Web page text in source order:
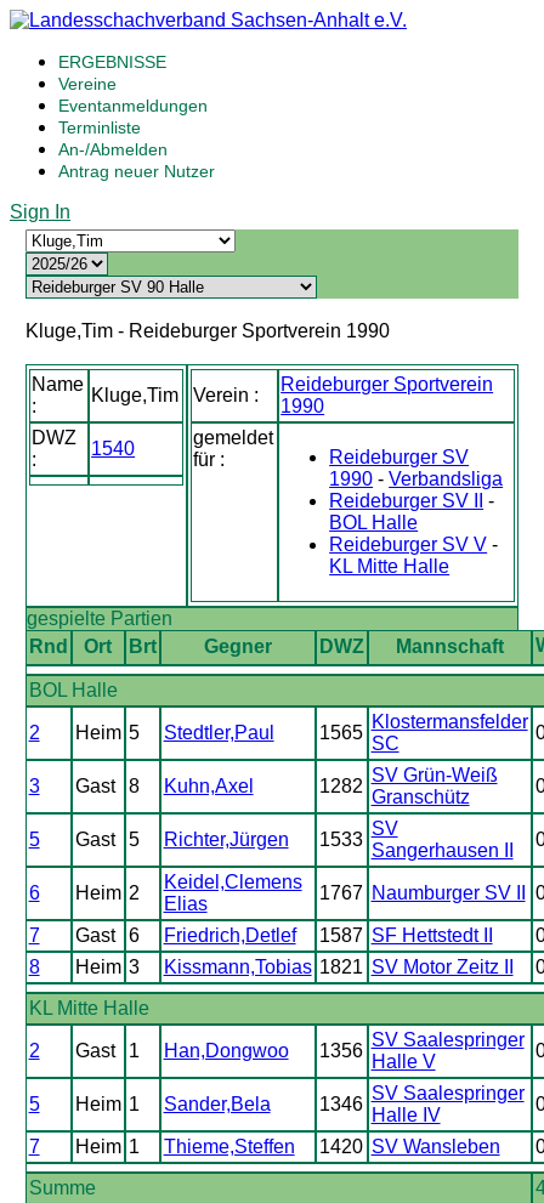
ERGEBNISSE
Vereine
Eventanmeldungen
Terminliste
An-/Abmelden
Antrag neuer Nutzer
Sign In
Kluge,Tim - Reideburger Sportverein 1990
Name
:
Kluge,Tim
DWZ
:
1540
Verein :
Reideburger Sportverein
1990
gemeldet
für :
Reideburger SV
1990 -Verbandsliga
Reideburger SV II
-
BOL Halle
Reideburger SV V -
KL Mitte Halle
gespielte Partien
Rnd
Ort Brt Gegner DWZ Mannschaft
BOL Halle
2 Heim 5 Stedtler,Paul 1565
Klostermansfelder
SC
3 Gast 8 Kuhn,Axel 1282
SV Grün-Weiß
Granschütz
5 Gast 5 Richter,Jürgen 1533
SV
Sangerhausen II
6 Heim 2
Keidel,Clemens
Elias
1767 Naumburger SV II
7 Gast 6 Friedrich,Detlef 1587 SF Hettstedt II
8
Heim 3 Kissmann,Tobias 1821 SV Motor Zeitz II
KL Mitte Halle
2 Gast 1 Han,Dongwoo 1356
SV Saalespringer
Halle V
5 Heim 1 Sander,Bela 1346
SV Saalespringer
Halle IV
7 Heim 1 Thieme,Steffen 1420 SV Wansleben
Summe